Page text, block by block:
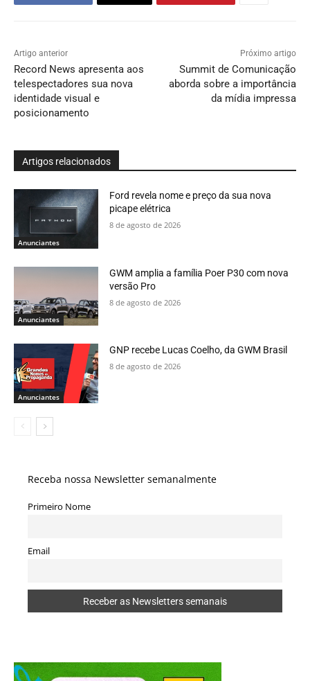
Artigo anterior
Record News apresenta aos
telespectadores sua nova
identidade visual e
posicionamento
Próximo artigo
Summit de Comunicação
aborda sobre a importância
da mídia impressa
Artigos relacionados
Anunciantes
Ford revela nome e preço da sua nova
picape elétrica
8 de agosto de 2026
Anunciantes
GWM amplia a família Poer P30 com nova
versão Pro
8 de agosto de 2026
Anunciantes
GNP recebe Lucas Coelho, da GWM Brasil
8 de agosto de 2026
Receba nossa Newsletter semanalmente
Primeiro Nome
Email